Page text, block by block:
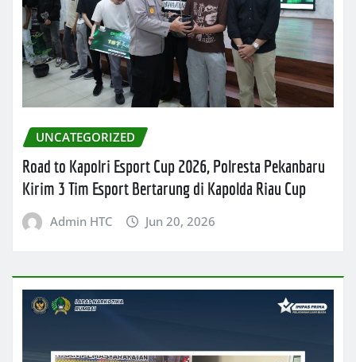
UNCATEGORIZED
Road to Kapolri Esport Cup 2026, Polresta Pekanbaru
Kirim 3 Tim Esport Bertarung di Kapolda Riau Cup
Admin HTC Jun 20, 2026